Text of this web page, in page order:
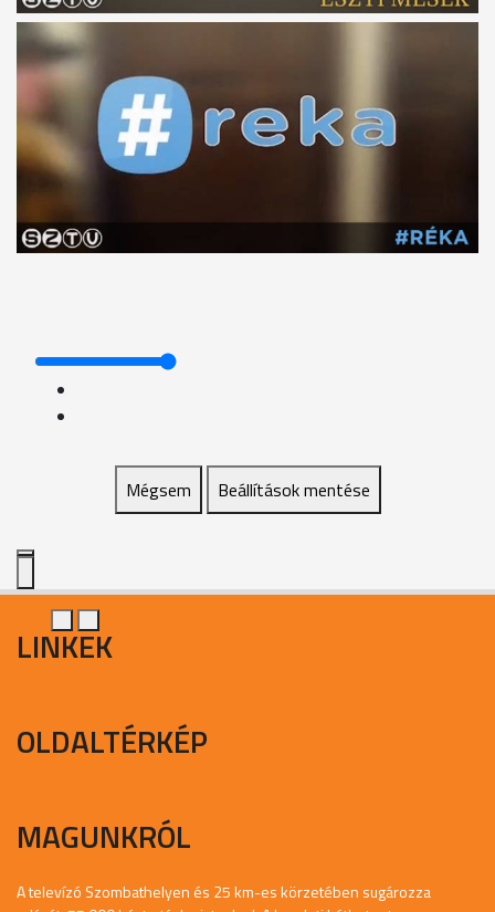
Mégsem Beállítások mentése
LINKEK
OLDALTÉRKÉP
MAGUNKRÓL
A televízó Szombathelyen és 25 km-es körzetében sugározza